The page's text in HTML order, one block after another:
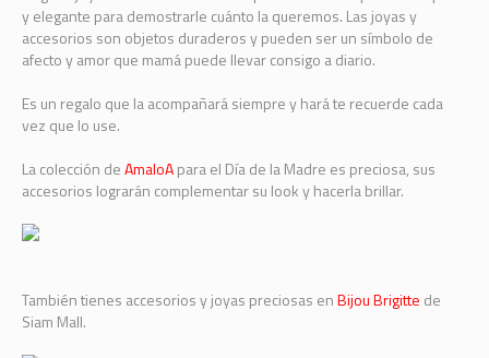
y elegante para demostrarle cuánto la queremos. Las joyas y
accesorios son objetos duraderos y pueden ser un símbolo de
afecto y amor que mamá puede llevar consigo a diario.
Es un regalo que la acompañará siempre y hará te recuerde cada
vez que lo use.
La colección deAmaloApara el Día de la Madre es preciosa, sus
accesorios lograrán complementar su look y hacerla brillar.
También tienes accesorios y joyas preciosas enBijou Brigitte de
Siam Mall.